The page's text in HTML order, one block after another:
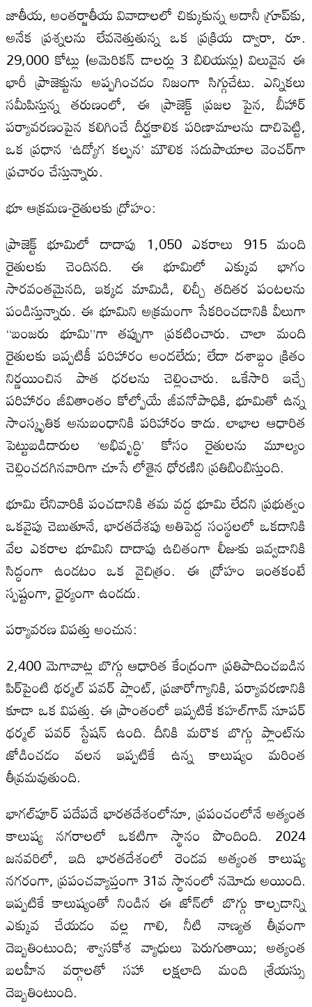
జాతీయ, అంతర్జాతీయ వివాదాలలో చిక్కుకున్న అదానీ గ్రూప్‌కు,
అనేక ప్రశ్నలను లేవనెత్తుతున్న ఒక ప్రక్రియ ద్వారా, రూ.
29,000 కోట్లు (అమెరికన్ డాలర్లు 3 బిలియన్లు) విలువైన ఈ
భారీ ప్రాజెక్టును అప్పగించడం నిజంగా సిగ్గుచేటు. ఎన్నికలు
సమీపిస్తున్న తరుణంలో, ఈ ప్రాజెక్ట్ ప్రజల పైన, బీహార్
పర్యావరణంపైన కలిగించే దీర్ఘకాలిక పరిణామాలను దాచిపెట్టి,
ఒక ప్రధాన ‘ఉద్యోగ కల్పన’ మౌలిక సదుపాయాల వెంచర్‌గా
ప్రచారం చేస్తున్నారు.
భూ ఆక్రమణ-రైతులకు ద్రోహం:
ప్రాజెక్ట్ భూమిలో దాదాపు 1,050 ఎకరాలు 915 మంది
రైతులకు చెందినది. ఈ భూమిలో ఎక్కువ భాగం
సారవంతమైనది, ఇక్కడ మామిడి, లిచ్చీ తదితర పంటలను
పండిస్తున్నారు. ఈ భూమిని అక్రమంగా సేకరించడానికి వీలుగా
“బంజరు భూమి”గా తప్పుగా ప్రకటించారు. చాలా మంది
రైతులకు ఇప్పటికీ పరిహారం అందలేదు; లేదా దశాబ్దం క్రితం
నిర్ణయించిన పాత ధరలను చెల్లించారు. ఒకేసారి ఇచ్చే
పరిహారం జీవితాంతం కోల్పోయే జీవనోపాధికి, భూమితో ఉన్న
సాంస్కృతిక అనుబంధానికి పరిహారం కాదు. లాభాల ఆధారిత
పెట్టుబడిదారుల ‘అభివృద్ధి’ కోసం రైతులను మూల్యం
చెల్లించదగినవారిగా చూసే లోతైన ధోరణిని ప్రతిబింబిస్తుంది.
భూమి లేనివారికి పంచడానికి తమ వద్ద భూమి లేదని ప్రభుత్వం
ఒకవైపు చెబుతూనే, భారతదేశపు అతిపెద్ద సంస్థలలో ఒకదానికి
వేల ఎకరాల భూమిని దాదాపు ఉచితంగా లీజుకు ఇవ్వడానికి
సిద్ధంగా ఉండటం ఒక వైచిత్రం. ఈ ద్రోహం ఇంతకంటే
స్పష్టంగా, ధైర్యంగా ఉండదు.
పర్యావరణ విపత్తు అంచున:
2,400 మెగావాట్ల బొగ్గు ఆధారిత కేంద్రంగా ప్రతిపాదించబడిన
పిర్‌పైంటి థర్మల్ పవర్ ప్లాంట్, ప్రజారోగ్యానికి, పర్యావరణానికి
కూడా ఒక విపత్తు. ఈ ప్రాంతంలో ఇప్పటికే కహల్‌గావ్ సూపర్
థర్మల్ పవర్ స్టేషన్ ఉంది. దీనికి మరొక బొగ్గు ప్లాంట్‌ను
జోడించడం వలన ఇప్పటికే ఉన్న కాలుష్యం మరింత
తీవ్రమవుతుంది.
భాగల్‌పూర్ పదేపదే భారతదేశంలోనూ, ప్రపంచంలోనే అత్యంత
కాలుష్య నగరాలలో ఒకటిగా స్థానం పొందింది. 2024
జనవరిలో, ఇది భారతదేశంలో రెండవ అత్యంత కాలుష్య
నగరంగా, ప్రపంచవ్యాప్తంగా 31వ స్థానంలో నమోదు అయింది.
ఇప్పటికే కాలుష్యంతో నిండిన ఈ జోన్‌లో బొగ్గు కాల్చడాన్ని
ఎక్కువ చేయడం వల్ల గాలి, నీటి నాణ్యత తీవ్రంగా
దెబ్బతింటుంది; శ్వాసకోశ వ్యాధులు పెరుగుతాయి; అత్యంత
బలహీన వర్గాలతో సహా లక్షలాది మంది శ్రేయస్సు
దెబ్బతింటుంది.